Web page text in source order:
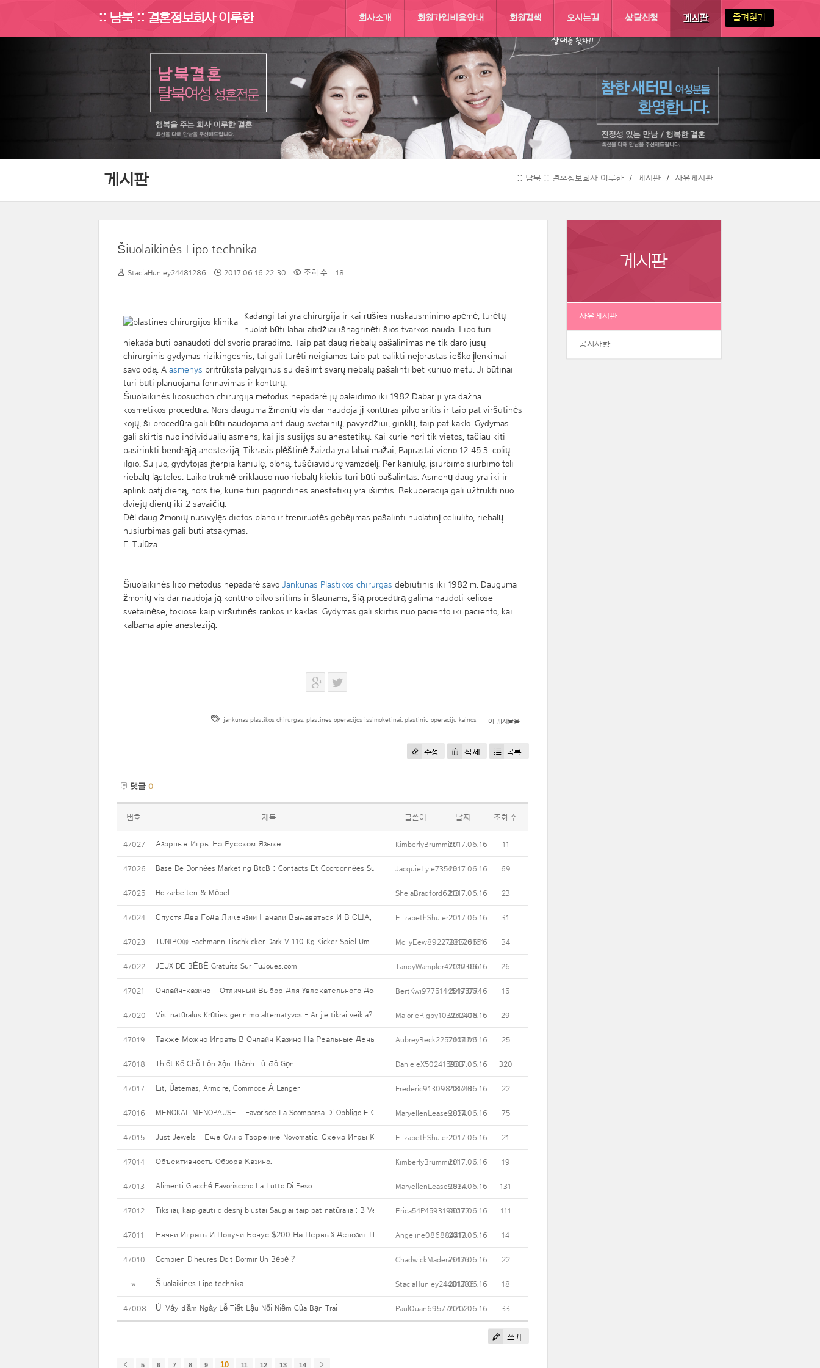
:: 남북 :: 결혼정보회사 이루한 회사소개 회원가입비용안내 회원검색 오시는길 상담신청 게시판 즐겨찾기
게시판 :: 남북 :: 결혼정보회사 이루한 게시판 자유게시판
게시판
자유게시판
공지사항
Šiuolaikinės Lipo technika
StaciaHunley24481286 2017.06.16 22:30 조회 수 : 18
Kadangi tai yra chirurgija ir kai rūšies nuskausminimo apėmė, turėtų
nuolat būti labai atidžiai išnagrinėti šios tvarkos nauda. Lipo turi
niekada būti panaudoti dėl svorio praradimo. Taip pat daug riebalų pašalinimas ne tik daro jūsų
chirurginis gydymas rizikingesnis, tai gali turėti neigiamos taip pat palikti neįprastas ieško įlenkimai
savo odą. A asmenys pritrūksta palyginus su dešimt svarų riebalų pašalinti bet kuriuo metu. Ji būtinai
turi būti planuojama formavimas ir kontūrų.
Šiuolaikinės liposuction chirurgija metodus nepadarė jų paleidimo iki 1982 Dabar ji yra dažna
kosmetikos procedūra. Nors dauguma žmonių vis dar naudoja jį kontūras pilvo sritis ir taip pat viršutinės
kojų, ši procedūra gali būti naudojama ant daug svetainių, pavyzdžiui, ginklų, taip pat kaklo. Gydymas
gali skirtis nuo individualių asmens, kai jis susijęs su anestetikų. Kai kurie nori tik vietos, tačiau kiti
pasirinkti bendrąją anesteziją. Tikrasis plėštinė žaizda yra labai mažai, Paprastai vieno 12:45 3. colių
ilgio. Su juo, gydytojas įterpia kaniulę, ploną, tuščiavidurę vamzdelį. Per kaniulę, įsiurbimo siurbimo toli
riebalų ląsteles. Laiko trukmė priklauso nuo riebalų kiekis turi būti pašalintas. Asmenų daug yra iki ir
aplink patį dieną, nors tie, kurie turi pagrindines anestetikų yra išimtis. Rekuperacija gali užtrukti nuo
dviejų dienų iki 2 savaičių.
Dėl daug žmonių nusivylęs dietos plano ir treniruotės gebėjimas pašalinti nuolatinį celiulito, riebalų
nusiurbimas gali būti atsakymas.
F. Tulūza
Šiuolaikinės lipo metodus nepadarė savo Jankunas Plastikos chirurgas debiutinis iki 1982 m. Dauguma
žmonių vis dar naudoja ją kontūro pilvo sritims ir šlaunams, šią procedūrą galima naudoti keliose
svetainėse, tokiose kaip viršutinės rankos ir kaklas. Gydymas gali skirtis nuo paciento iki paciento, kai
kalbama apie anesteziją.
jankunas plastikos chirurgas, plastines operacijos issimoketinai plastiniu operaciju kainos 이 게시물을
수정 삭제 목록
댓글 0
번호 제목 글쓴이 날짜 조회 수
47027 Азарные Игры На Русском Языке. KimberlyBrummitt12017.06.16 11
47026 Base De Données Marketing BtoB : Contacts Et Coordonnées Suivantes : Surnom De La Société Ou Nom Et Prénom, Adresse, Ville, Téléphone, Fax, Email, Tel Portable. Personnalisez,
JacquieLyle735462017.06.16 69
47025 Holzarbeiten & Möbel ShelaBradford62132017.06.16 23
47024 Спустя Два Года Лицензии Начали Выдаваться И В США, Созданной Там Комиссией KGC (Kahnawake Gaming Commission), Но До Начала 2000-х Игорный Бизнес В Сети Все
ElizabethShuler22017.06.16 31
47023 TUNIRO® Fachmann Tischkicker Dark V 110 Kg Kicker Spiel Um Das Runde LederMollyEew8922728326161
2017.06.16 34
47022 JEUX DE BÉBÉ Gratuits Sur TuJoues.com TandyWampler47120306
2017.06.16 26
47021 Онлайн-казино – Отличный Выбор Для Увлекательного Досуга. BertKwi97751445495774
2017.06.16 15
47020 Visi natūralus Krūties gerinimo alternatyvos - Ar jie tikrai veikia? MalorieRigby103252408
2017.06.16 29
47019 Также Можно Играть В Онлайн Казино На Реальные Деньги Без Вложений, Приняв Участие В Бесплатных Турнирах. Сейчас Практически На Каждом Сайте Из Нашего
AubreyBeck2257404241
2017.06.16 25
47018 Thiết Kế Chỗ Lộn Xộn Thành Tủ đồ Gọn DanieleX5024159332017.06.16 320
47017 Lit, Ùatemas, Armoire, Commode À Langer Frederic91309848743
2017.06.16 22
47016 MENOKAL MENOPAUSE – Favorisce La Scomparsa Di Obbligo E Contrasta I Disturbi Tipici Della Menopausa
MaryellenLease98342017.06.16 75
47015 Just Jewels - Еще Одно Творение Novomatic. Схема Игры Классическая, А Вот Исполнение У Нее Весьма Изысканное. Россыпи Драгоценностей И Бриллиантов Способны,
ElizabethShuler22017.06.16 21
47014 Объективность Обзора Казино. KimberlyBrummitt12017.06.16 19
47013 Alimenti Giacché Favoriscono La Lutto Di Peso MaryellenLease98342017.06.16 131
47012 Tiksliai, kaip gauti didesnį biustai Saugiai taip pat natūraliai: 3 Veiksmai, kuriais siekiama glaudesnio puodelis dydis
Erica54P4593198072
2017.06.16 111
47011 Начни Играть И Получи Бонус $200 На Первый Депозит Прямо Сейчас.Angeline0868844132017.06.16 14
47010 Combien D'heures Doit Dormir Un Bébé ? ChadwickMadera3426
2017.06.16 22
» Šiuolaikinės Lipo technika StaciaHunley24481286
2017.06.16 18
47008 Ủi Váy đầm Ngày Lễ Tiết Lậu Nổi Niềm Của Bạn Trai PaulQuan6957767022017.06.16 33
쓰기
5 6 7 8 9 10 11 12 13 14